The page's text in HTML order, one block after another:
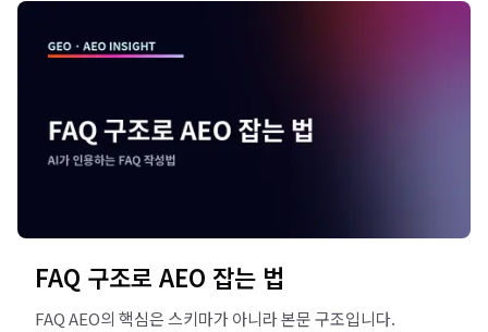
FAQ 구조로 AEO 잡는 법
FAQ AEO의 핵심은 스키마가 아니라 본문 구조입니다.